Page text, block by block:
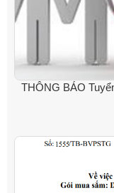
THÔNG BÁO